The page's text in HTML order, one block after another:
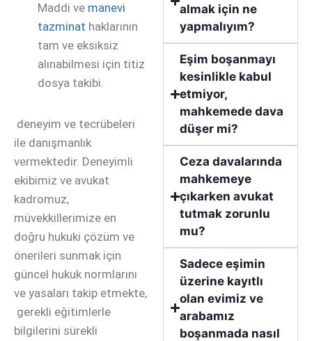
Maddi ve manevi
tazminat haklarının
tam ve eksiksiz
alınabilmesi için titiz
dosya takibi.
deneyim ve tecrübeleri
ile danışmanlık
vermektedir. Deneyimli
ekibimiz ve avukat
kadromuz,
müvekkillerimize en
doğru hukuki çözüm ve
önerileri sunmak için
güncel hukuk normlarını
ve yasaları takip etmekte,
gerekli eğitimlerle
bilgilerini sürekli
almak için ne
yapmalıyım?
Eşim boşanmayı
kesinlikle kabul
etmiyor,
mahkemede dava
düşer mi?
Ceza davalarında
mahkemeye
çıkarken avukat
tutmak zorunlu
mu?
Sadece eşimin
üzerine kayıtlı
olan evimiz ve
arabamız
boşanmada nasıl